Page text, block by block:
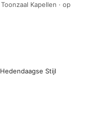
Toonzaal Kapellen · op
Hedendaagse Stijl